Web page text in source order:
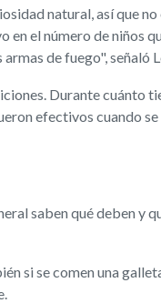
natural, así que
el número de niños
de fuego", señaló
Durante cuánto
efectivos cuando
saben qué deben y
si se comen una